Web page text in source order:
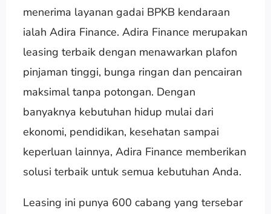
menerima layanan gadai BPKB kendaraan
ialah Adira Finance. Adira Finance merupakan
leasing terbaik dengan menawarkan plafon
pinjaman tinggi, bunga ringan dan pencairan
maksimal tanpa potongan. Dengan
banyaknya kebutuhan hidup mulai dari
ekonomi, pendidikan, kesehatan sampai
keperluan lainnya, Adira Finance memberikan
solusi terbaik untuk semua kebutuhan Anda.
Leasing ini punya 600 cabang yang tersebar